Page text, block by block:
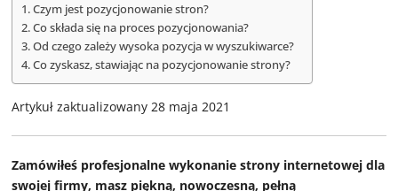
Czym jest pozycjonowanie stron?
Co składa się na proces pozycjonowania?
Od czego zależy wysoka pozycja w wyszukiwarce?
Co zyskasz, stawiając na pozycjonowanie strony?
Artykuł zaktualizowany 28 maja 2021
Zamówiłeś profesjonalne wykonanie strony internetowej dla
swojej firmy, masz piękną, nowoczesną, pełną